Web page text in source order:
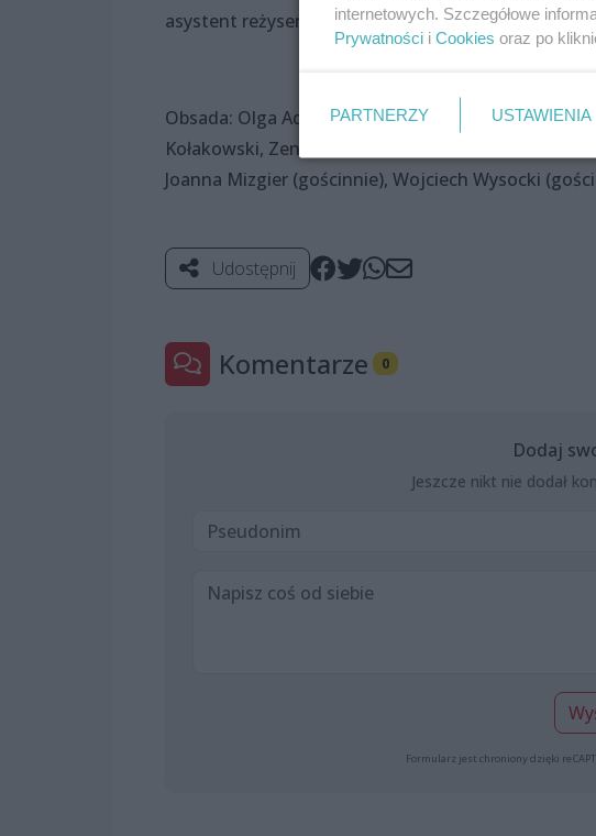
asystent reżysera: Natalie Brodzińska
Obsada: Olga Adamska, Dorota Chrulska, Natalie
Kołakowski, Zenon Klaus, Karol Olszewski,
Joanna Mizgier (gościnnie), Wojciech Wysocki
Udostępnij
Komentarze 0
Dodaj
Jeszcze nikt nie dodał
Formularz jest chroniony dzięki
internetowych. Szczegółowe
Prywatności i Cookies oraz po
PARTNERZY USTAWIENIA